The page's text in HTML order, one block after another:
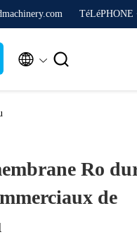
TéLéPHONE
 
Ro
de